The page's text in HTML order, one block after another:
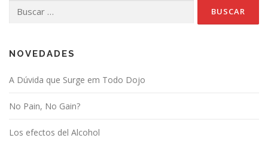
NOVEDADES
A Dúvida que Surge em Todo Dojo
No Pain, No Gain?
Los efectos del Alcohol